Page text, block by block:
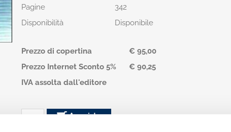
Pagine
342
Disponibilità
Disponibile
Prezzo di copertina
€ 95,00
Prezzo Internet Sconto 5%
€ 90,25
IVA assolta dall'editore
Acquista